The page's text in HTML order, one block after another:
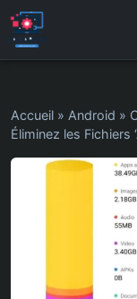
Accueil » Android »
Éliminez les Fichiers